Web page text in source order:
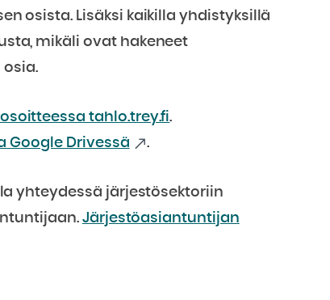
osista. Lisäksi kaikilla yhdistyksillä
mikäli ovat hakeneet
tahlo.trey.fi.
Google Drivessä
.
yhteydessä järjestösektoriin
Järjestöasiantuntijan